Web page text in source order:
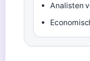
Analisten